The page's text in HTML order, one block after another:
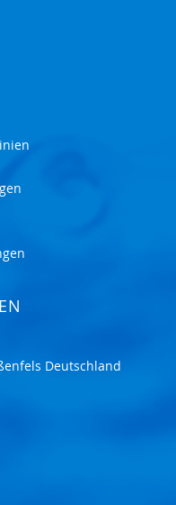
Deutschland